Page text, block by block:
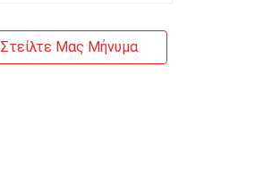
Στείλτε Μας Μήνυμα